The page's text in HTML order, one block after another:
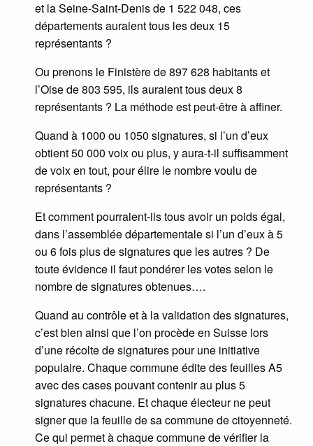
et la Seine-Saint-Denis de 1 522 048, ces
départements auraient tous les deux 15
représentants ?
Ou prenons le Finistère de 897 628 habitants et
l’Oise de 803 595, ils auraient tous deux 8
représentants ? La méthode est peut-être à affiner.
Quand à 1000 ou 1050 signatures, si l’un d’eux
obtient 50 000 voix ou plus, y aura-t-il suffisamment
de voix en tout, pour élire le nombre voulu de
représentants ?
Et comment pourraient-ils tous avoir un poids égal,
dans l’assemblée départementale si l’un d’eux à 5
ou 6 fois plus de signatures que les autres ? De
toute évidence il faut pondérer les votes selon le
nombre de signatures obtenues….
Quand au contrôle et à la validation des signatures,
c’est bien ainsi que l’on procède en Suisse lors
d’une récolte de signatures pour une initiative
populaire. Chaque commune édite des feuilles A5
avec des cases pouvant contenir au plus 5
signatures chacune. Et chaque électeur ne peut
signer que la feuille de sa commune de citoyenneté.
Ce qui permet à chaque commune de vérifier la